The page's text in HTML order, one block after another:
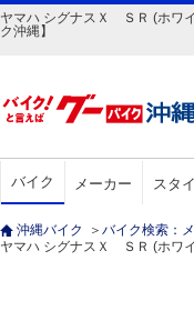
ヤマハ シグナスＸ ＳＲ (ホワ
ク沖縄】
バイク メーカー スタ
沖縄バイク ＞ バイク検索：
ヤマハ シグナスＸ ＳＲ (ホワ